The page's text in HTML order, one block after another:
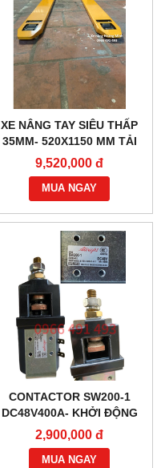
XE NÂNG TAY SIÊU THẤP
35MM- 520X1150 MM TẢI
TRỌNG 1000KG
9,520,000 đ
MUA NGAY
CONTACTOR SW200-1
DC48V400A- KHỞI ĐỘNG
TỪ CHÍNH HÃNG
ALBRIGHT
2,900,000 đ
MUA NGAY